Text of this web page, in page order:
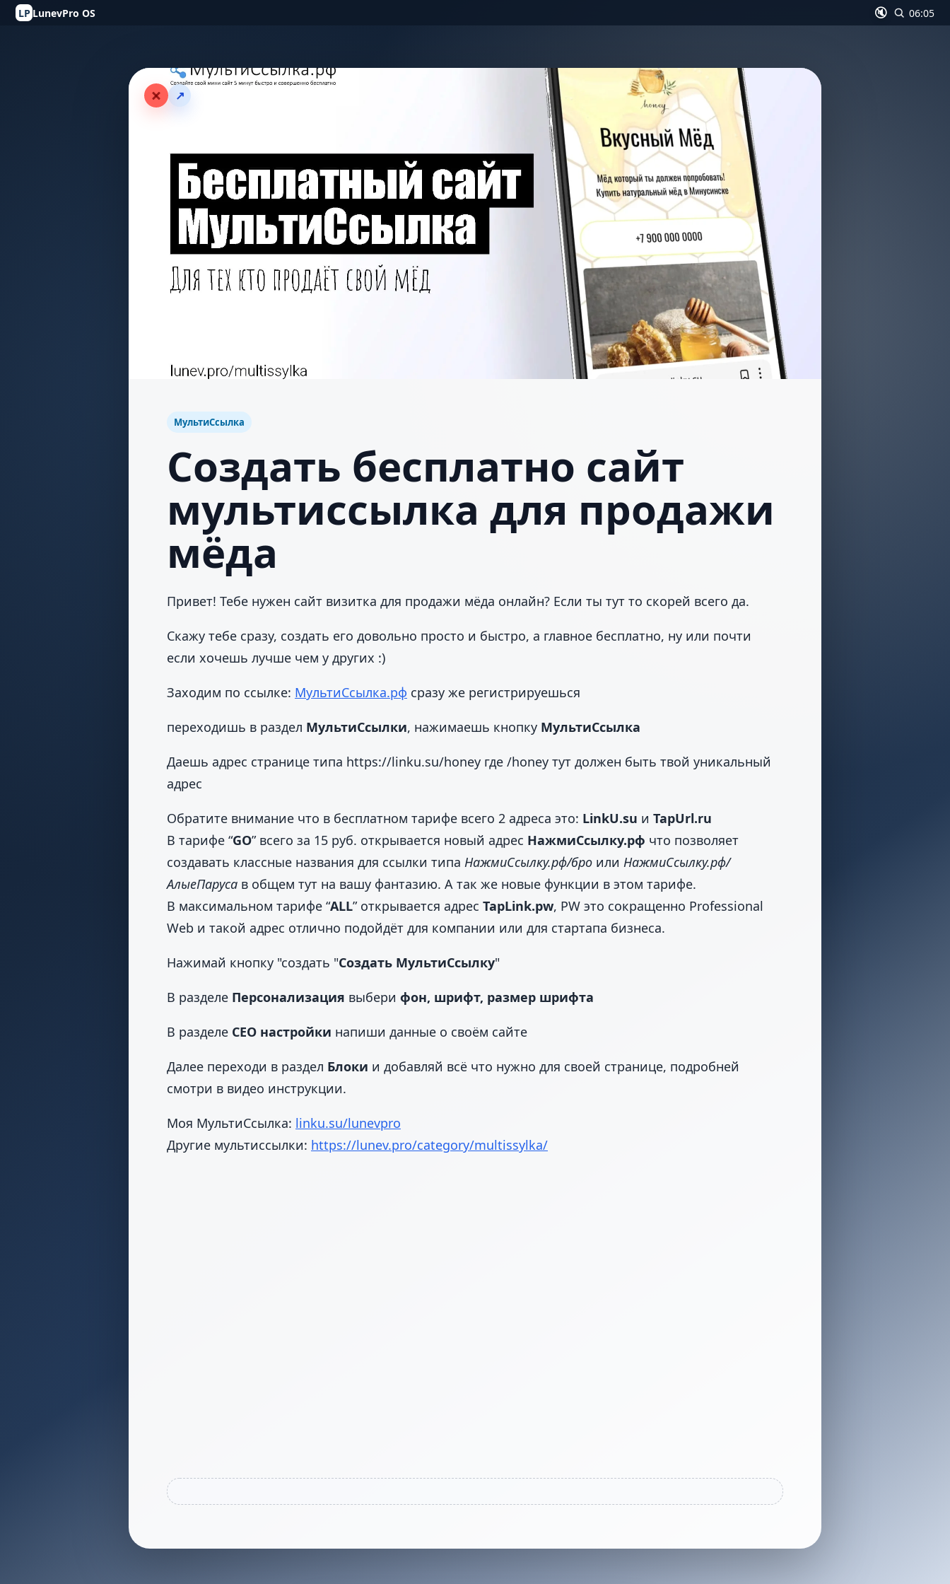
LP LunevPro OS 🔇 06:06
↗
МультиСсылка
Создать бесплатно сайт
мультиссылка для продажи
мёда
Привет! Тебе нужен сайт визитка для продажи мёда онлайн? Если ты тут то скорей всего да.
Скажу тебе сразу, создать его довольно просто и быстро, а главное бесплатно, ну или почти
если хочешь лучше чем у других :)
Заходим по ссылке: МультиСсылка.рф сразу же регистрируешься
переходишь в раздел МультиСсылки, нажимаешь кнопку МультиСсылка
Даешь адрес странице типа https://linku.su/honey где /honey тут должен быть твой уникальный
адрес
Обратите внимание что в бесплатном тарифе всего 2 адреса это: LinkU.su и TapUrl.ru
В тарифе “GO” всего за 15 руб. открывается новый адрес НажмиСсылку.рф что позволяет
создавать классные названия для ссылки типа НажмиСсылку.рф/бро или НажмиСсылку.рф/
АлыеПаруса в общем тут на вашу фантазию. А так же новые функции в этом тарифе.
В максимальном тарифе “ALL” открывается адрес TapLink.pw, PW это сокращенно Professional
Web и такой адрес отлично подойдёт для компании или для стартапа бизнеса.
Нажимай кнопку "создать "Создать МультиСсылку"
В разделе Персонализация выбери фон, шрифт, размер шрифта
В разделе СЕО настройки напиши данные о своём сайте
Далее переходи в раздел Блоки и добавляй всё что нужно для своей странице, подробней
смотри в видео инструкции.
Моя МультиСсылка: linku.su/lunevpro
Другие мультиссылки: https://lunev.pro/category/multissylka/